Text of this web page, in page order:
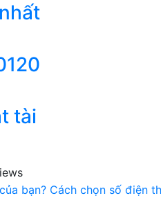
tài
bạn? Cách chọn số điện